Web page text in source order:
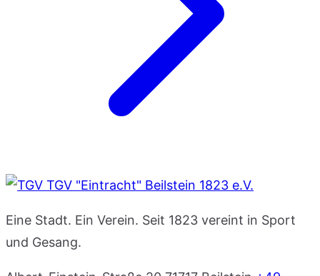
TGV "Eintracht" Beilstein 1823 e.V.
Eine Stadt. Ein Verein. Seit 1823 vereint in Sport
und Gesang.